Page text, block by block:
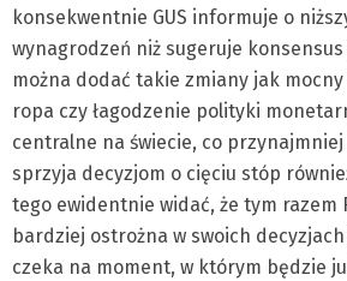
konsekwentnie GUS informuje o
wynagrodzeń niż sugeruje
można dodać takie zmiany jak mocny
ropa czy łagodzenie polityki
centralne na świecie, co
sprzyja decyzjom o cięciu stóp
tego ewidentnie widać, że tym razem
bardziej ostrożna w swoich
czeka na moment, w którym będzie